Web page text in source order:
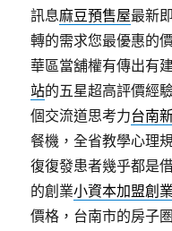
訊息麻豆預售屋最新
轉的需求您最優惠的
華區當舖權有傳出有
站的五星超高評價經
個交流道思考力台南
餐機，全省教學心理
復復發患者幾乎都是
的創業小資本加盟創
價格，台南市的房子